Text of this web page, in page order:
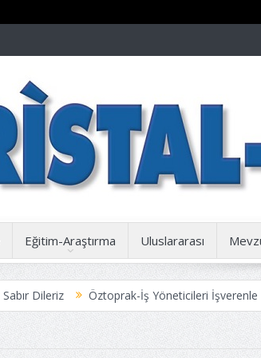
Eğitim-Araştırma Uluslararası
Öztoprak-İş Yöneticileri İşverenle İşbirliği